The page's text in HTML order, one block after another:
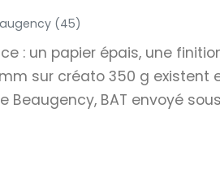
(45)
: un papier épais, une
sur créato 350 g existent
BAT envoyé